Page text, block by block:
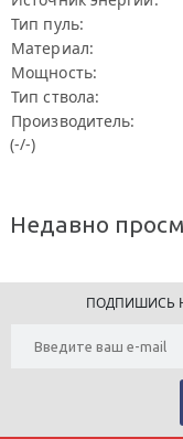
Тип пуль:
Материал:
Мощность:
Тип ствола:
Производитель:
(-/-)
Недавно
ПОДПИШИСЬ